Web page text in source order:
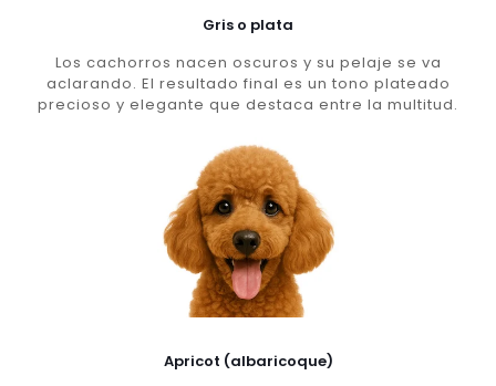
Gris o plata
Los cachorros nacen oscuros y su pelaje se va
aclarando. El resultado final es un tono plateado
precioso y elegante que destaca entre la multitud.
Apricot (albaricoque)